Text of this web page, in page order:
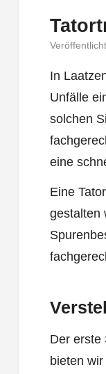
In
Unfälle
solchen
eine
Eine
gestalten
Der erste
bieten